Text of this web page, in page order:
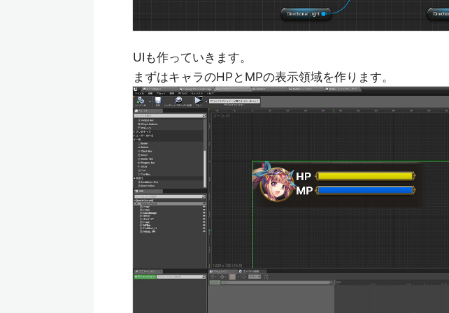
UIも作っていきます。
まずはキャラのHPとMPの表示領域を作ります。